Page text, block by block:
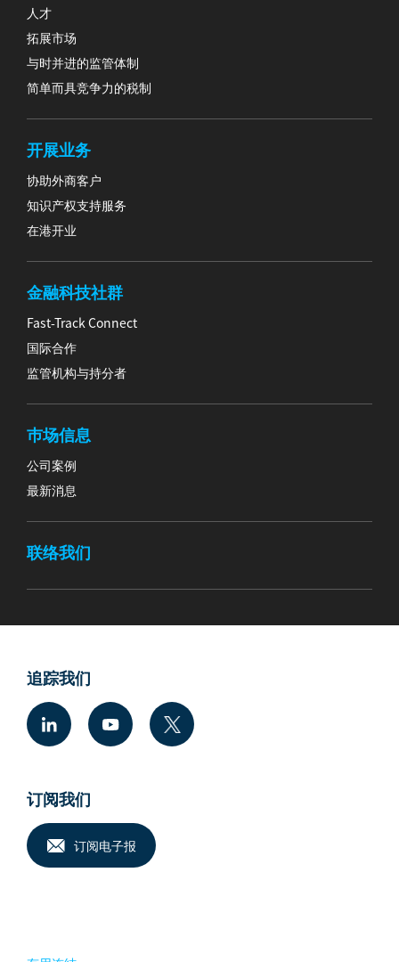
人才
拓展市场
与时并进的监管体制
简单而具竞争力的税制
开展业务
协助外商客户
知识产权支持服务
在港开业
金融科技社群
Fast-Track Connect
国际合作
监管机构与持分者
巿场信息
公司案例
最新消息
联络我们
追踪我们
订阅我们
订阅电子报